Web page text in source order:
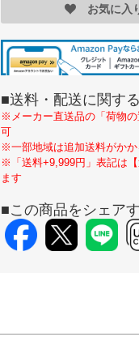
お気に入
■送料・配送に関す
※メーカー直送品の「荷物
可
※一部地域は追加送料がか
※「送料+9,999円」表記は
ます
■この商品をシェア